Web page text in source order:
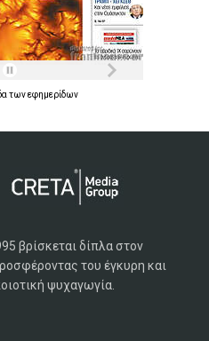
τωνεφημερίδων
βρίσκεται δίπλα στον
του έγκυρη και
ψυχαγωγία.